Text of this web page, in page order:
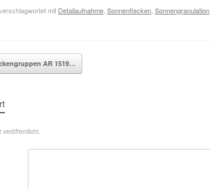
mit Detailaufnahme Sonnenflecken Sonnengranulation
AR 1519…